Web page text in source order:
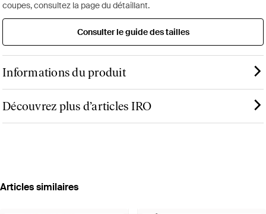
coupes, consultez la page du détaillant.
Consulter le guide des tailles
Informations du produit
Découvrez plus d’articles IRO
Articles similaires